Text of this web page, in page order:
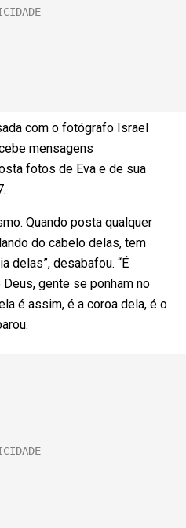
com o fotógrafo Israel
mensagens
fotos de Eva e de sua
Quando posta qualquer
do cabelo delas, tem
delas”, desabafou. “É
gente se ponham no
é assim, é a coroa dela, é o